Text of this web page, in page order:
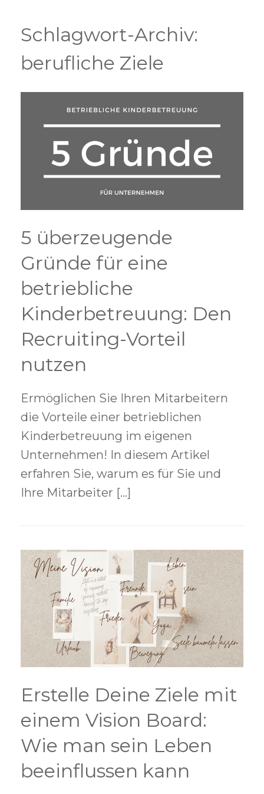
springenSchlagwort-Archiv:
berufliche Ziele
5 überzeugende
Gründe für eine
betriebliche
Kinderbetreuung: Den
Recruiting-Vorteil
nutzen
Ermöglichen Sie Ihren Mitarbeitern
die Vorteile einer betrieblichen
Kinderbetreuung im eigenen
Unternehmen! In diesem Artikel
erfahren Sie, warum es für Sie und
Ihre Mitarbeiter […]
Erstelle Deine Ziele mit
einem Vision Board:
Wie man sein Leben
beeinflussen kann